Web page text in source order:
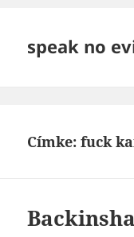
speak no
Címke:fuck